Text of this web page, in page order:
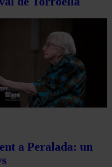
a Peralada: un